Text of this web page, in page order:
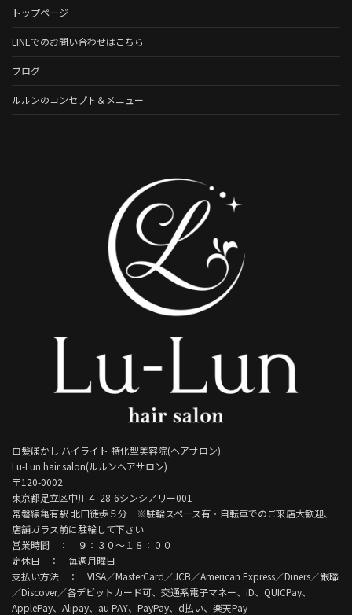
トップページ
LINEでのお問い合わせはこちら
ブログ
ルルンのコンセプト＆メニュー
白髪ぼかし ハイライト 特化型美容院(ヘアサロン)
Lu-Lun hair salon(ルルンヘアサロン)
〒120-0002
東京都足立区中川４-28-6シンシアリー001
常磐線亀有駅 北口徒歩５分 ※駐輪スペース有・自転車でのご来店大歓迎、
店舗ガラス前に駐輪して下さい
営業時間 ： ９：３０～１８：００
定休日 ： 毎週月曜日
支払い方法 ： VISA／MasterCard／JCB／American Express／Diners／銀聯
／Discover／各デビットカード可、交通系電子マネー、iD、QUICPay、
ApplePay、Alipay、au PAY、PayPay、d払い、楽天Pay